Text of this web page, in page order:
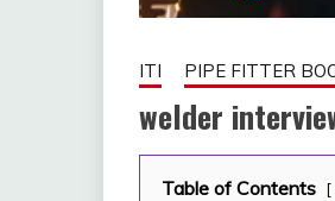
ITI PIPE FITTER
welder
October
fitterkipurijankari
Table of Contents